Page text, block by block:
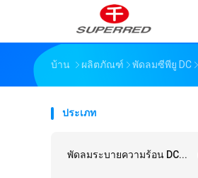
บ้าน ผลิตภัณฑ์ พัดลมซีพียู DC
ประเภท
พัดลมระบายความร้อน DC...